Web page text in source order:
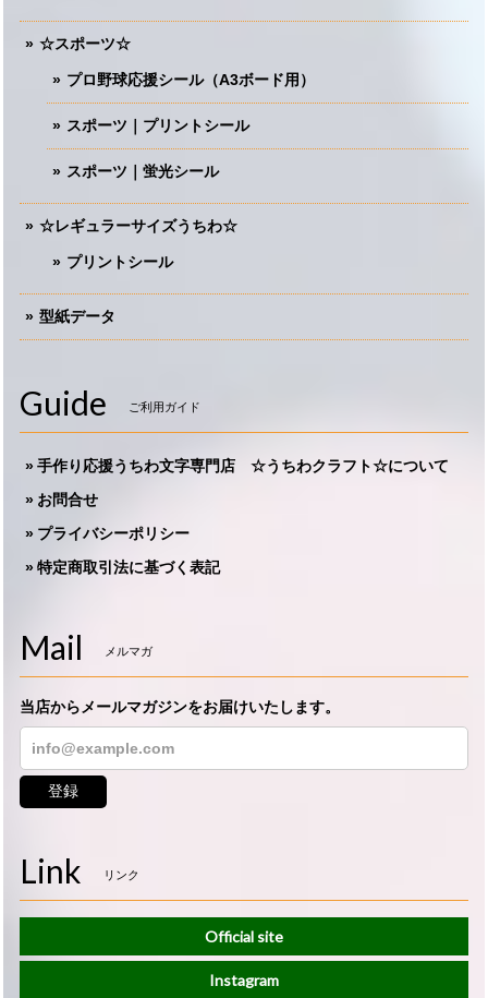
☆スポーツ☆
プロ野球応援シール（A3ボード用）
スポーツ｜プリントシール
スポーツ｜蛍光シール
☆レギュラーサイズうちわ☆
プリントシール
型紙データ
Guide ご利用ガイド
手作り応援うちわ文字専門店 ☆うちわクラフト☆について
お問合せ
プライバシーポリシー
特定商取引法に基づく表記
Mail メルマガ
当店からメールマガジンをお届けいたします。
登録
Link リンク
Official site
Instagram